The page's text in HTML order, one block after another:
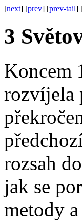
[next] [prev] [prev-tail]
3
Koncem
rozvíjela
rozsah
jak se
metody